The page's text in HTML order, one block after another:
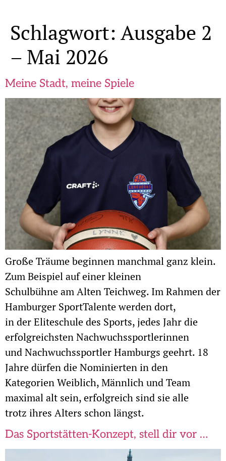
Schlagwort: Ausgabe 2
– Mai 2026
Meine Stadt, meine Spiele
Große Träume beginnen manchmal ganz klein.
Zum Beispiel auf einer kleinen
Schulbühne am Alten Teichweg. Im Rahmen der
Hamburger SportTalente werden dort,
in der Eliteschule des Sports, jedes Jahr die
erfolgreichsten Nachwuchssportlerinnen
und Nachwuchssportler Hamburgs geehrt. 18
Jahre dürfen die Nominierten in den
Kategorien Weiblich, Männlich und Team
maximal alt sein, erfolgreich sind sie alle
trotz ihres Alters schon längst.
Das Sportstätten-Konzept, stell dir vor …